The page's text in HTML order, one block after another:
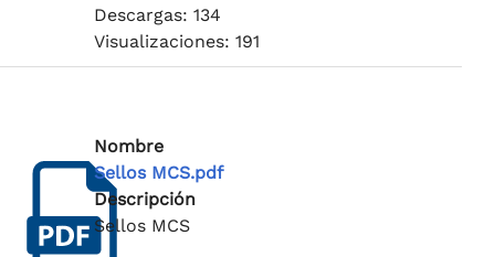
Descargas: 134
Visualizaciones: 191
Nombre
Sellos MCS.pdf
Descripción
Sellos MCS